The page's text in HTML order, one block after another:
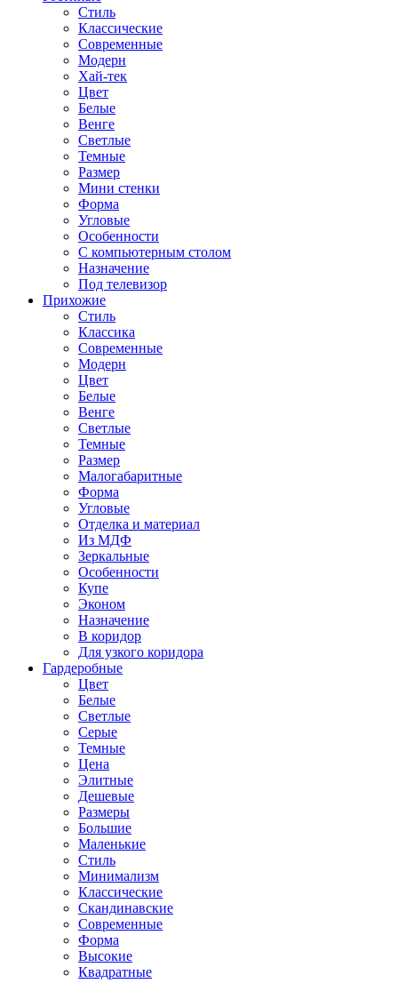
Стиль
Классические
Современные
Модерн
Хай-тек
Цвет
Белые
Венге
Светлые
Темные
Размер
Мини стенки
Форма
Угловые
Особенности
С компьютерным столом
Назначение
Под телевизор
Прихожие
Стиль
Классика
Современные
Модерн
Цвет
Белые
Венге
Светлые
Темные
Размер
Малогабаритные
Форма
Угловые
Отделка и материал
Из МДФ
Зеркальные
Особенности
Купе
Эконом
Назначение
В коридор
Для узкого коридора
Гардеробные
Цвет
Белые
Светлые
Серые
Темные
Цена
Элитные
Дешевые
Размеры
Большие
Маленькие
Стиль
Минимализм
Классические
Скандинавские
Современные
Форма
Высокие
Квадратные